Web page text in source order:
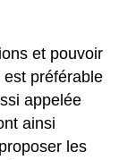
et pouvoir
préférable
appelée
ainsi
les